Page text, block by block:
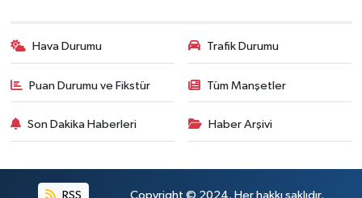
Hava Durumu Trafik Durumu
Puan Durumu ve Fikstür Tüm Manşetler
Son Dakika Haberleri Haber Arşivi
RSS Copyright © 2024. Her hakkı saklıdır.